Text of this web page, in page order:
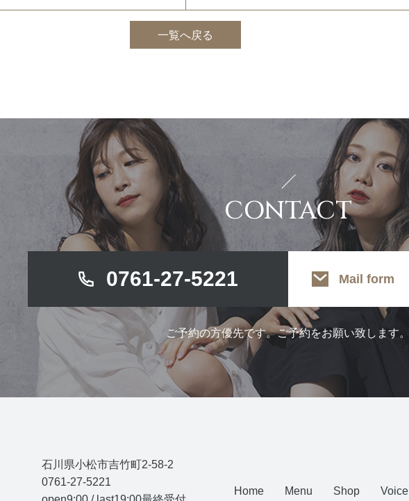
一覧へ戻る
CONTACT
0761-27-5221 Mail form
ご予約の方優先です。ご予約をお願い致します。
石川県小松市吉竹町2-58-2
0761-27-5221
Home Menu Shop Voice